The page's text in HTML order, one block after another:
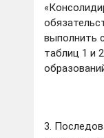
выполнить
таблиц 1 и
3.